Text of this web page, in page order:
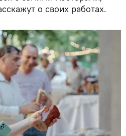
о своих работах.